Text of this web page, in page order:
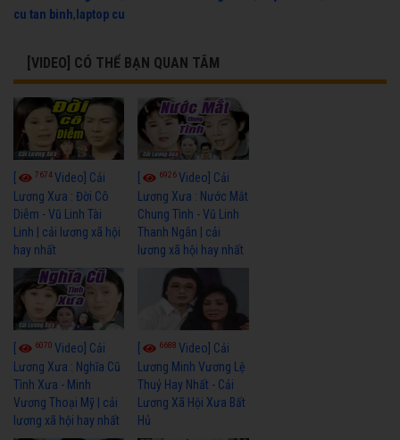
cu tan binh, laptop cu
[VIDEO] CÓ THỂ BẠN QUAN TÂM
7674Video] Cải
Lương Xưa : Đời Cô
Diễm - Vũ Linh Tài
Linh | cải lương xã hội
hay nhất
6926Video] Cải
Lương Xưa : Nước Mắt
Chung Tình - Vũ Linh
Thanh Ngân | cải
lương xã hội hay nhất
6070 Video] Cải
Lương Xưa : Nghĩa Cũ
Tình Xưa - Minh
Vương Thoại Mỹ | cải
lương xã hội hay nhất
6688Video] Cải
Lương Minh Vương Lệ
Thuỷ Hay Nhất - Cải
Lương Xã Hội Xưa Bất
Hủ